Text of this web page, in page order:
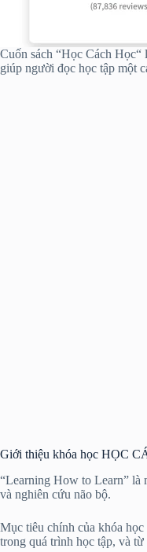
Cuốn sách “Học Cách
giúp người đọc học tập một
Giới thiệu khóa học HỌC
“Learning How to Learn” là
và nghiên cứu não bộ.
Mục tiêu chính của khóa
trong quá trình học tập, và